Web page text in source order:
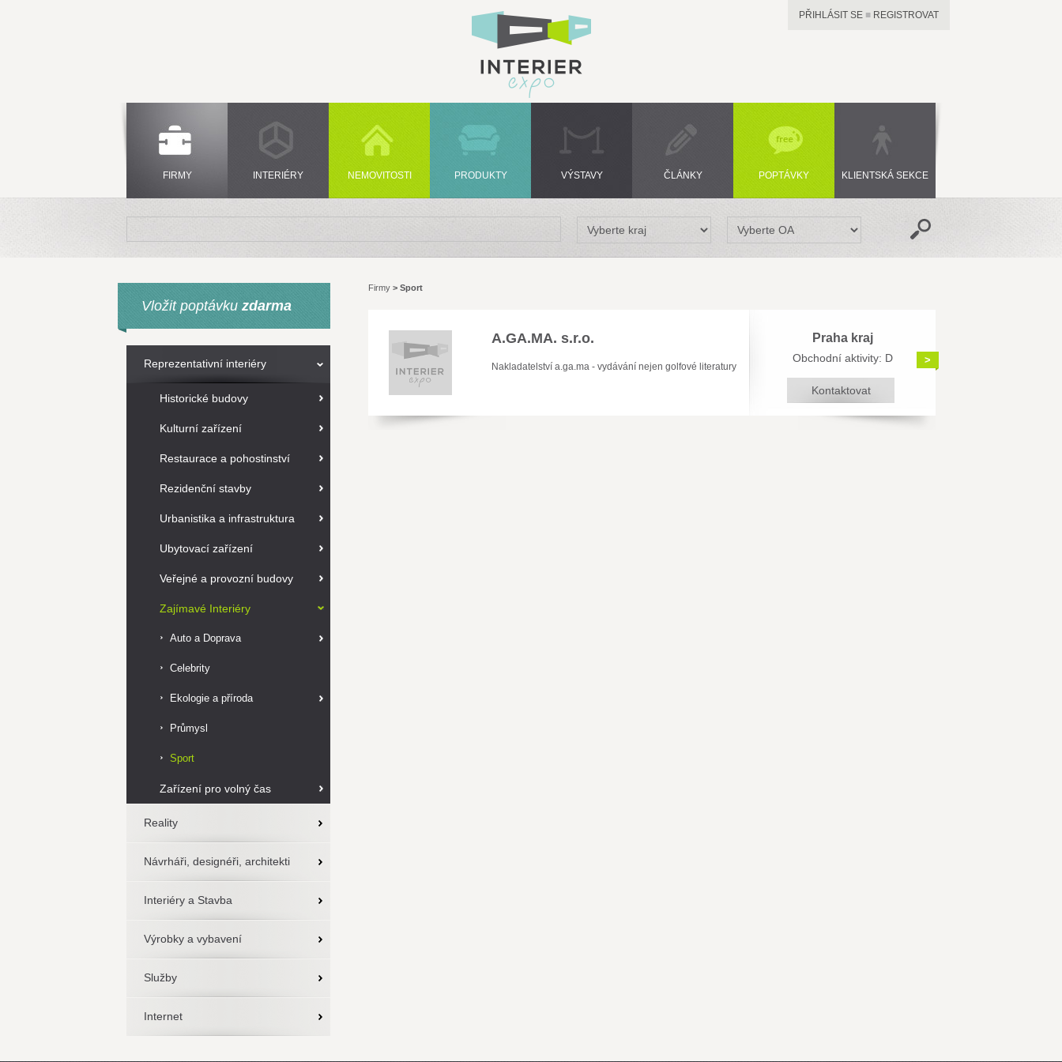
PŘIHLÁSIT SE ■ REGISTROVAT
FIRMY INTERIÉRY NEMOVITOSTI PRODUKTY VÝSTAVY ČLÁNKY POPTÁVKY KLIENTSKÁ SEKCE
Vložit poptávku zdarma
Reprezentativní interiéry
Historické budovy
Kulturní zařízení
Restaurace a pohostinství
Rezidenční stavby
Urbanistika a infrastruktura
Ubytovací zařízení
Veřejné a provozní budovy
Zajímavé Interiéry
Auto a Doprava
Celebrity
Ekologie a příroda
Průmysl
Sport
Zařízení pro volný čas
Reality
Návrháři, designéři, architekti
Interiéry a Stavba
Výrobky a vybavení
Služby
Internet
Firmy > Sport
>
A.GA.MA. s.r.o.
Nakladatelství a.ga.ma - vydávání nejen golfové literatury
Praha kraj
Obchodní aktivity: D
Kontaktovat